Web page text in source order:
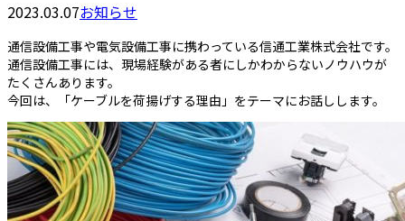
2023.03.07お知らせ
通信設備工事や電気設備工事に携わっている信通工業株式会社です。
通信設備工事には、現場経験がある者にしかわからないノウハウが
たくさんあります。
今回は、「ケーブルを荷揚げする理由」をテーマにお話しします。